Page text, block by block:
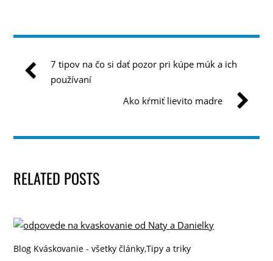
7 tipov na čo si dať pozor pri kúpe múk a ich
používaní
Ako kŕmiť lievito madre
RELATED POSTS
Blog Kváskovanie - všetky články,Tipy a triky